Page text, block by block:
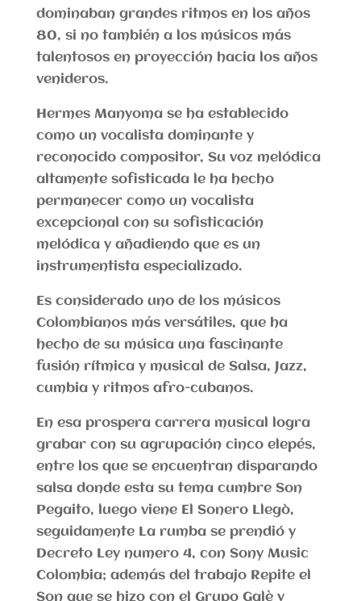
dominaban grandes ritmos en los años
80, si no también a los músicos más
talentosos en proyección hacia los años
venideros.
Hermes Manyoma se ha establecido
como un vocalista dominante y
reconocido compositor, Su voz melódica
altamente sofisticada le ha hecho
permanecer como un vocalista
excepcional con su sofisticación
melódica y añadiendo que es un
instrumentista especializado.
Es considerado uno de los músicos
Colombianos más versátiles, que ha
hecho de su música una fascinante
fusión rítmica y musical de Salsa, Jazz,
cumbia y ritmos afro-cubanos.
En esa prospera carrera musical logra
grabar con su agrupación cinco elepés,
entre los que se encuentran disparando
salsa donde esta su tema cumbre Son
Pegaito, luego viene El Sonero Llegò,
seguidamente La rumba se prendió y
Decreto Ley numero 4, con Sony Music
Colombia; además del trabajo Repite el
Son que se hizo con el Grupo Galè y